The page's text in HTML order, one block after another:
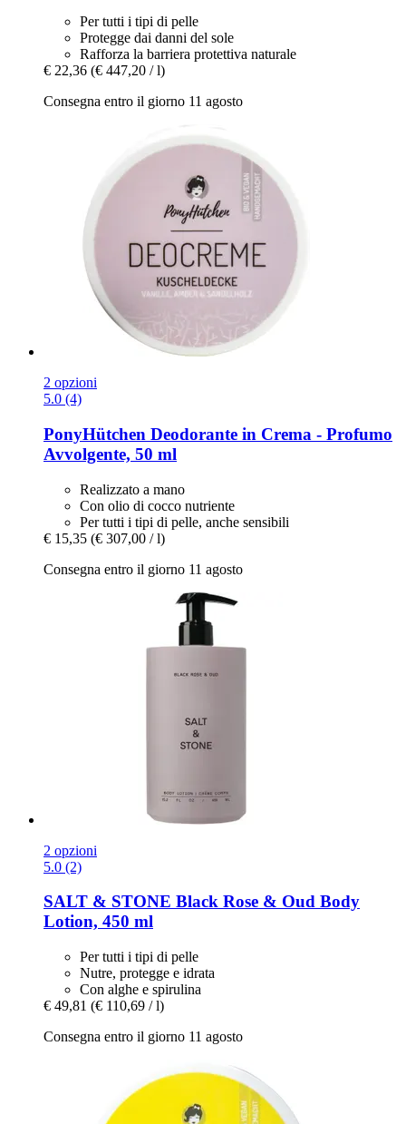
Per tutti i tipi di pelle
Protegge dai danni del sole
Rafforza la barriera protettiva naturale
€ 22,36 (€ 447,20 / l)
Consegna entro il giorno 11 agosto
2 opzioni
5.0 (4)
PonyHütchen Deodorante in Crema -​ Profumo
Avvolgente, 50 ml
Realizzato a mano
Con olio di cocco nutriente
Per tutti i tipi di pelle, anche sensibili
€ 15,35 (€ 307,00 / l)
Consegna entro il giorno 11 agosto
2 opzioni
5.0 (2)
SALT & STONE Black Rose & Oud Body
Lotion, 450 ml
Per tutti i tipi di pelle
Nutre, protegge e idrata
Con alghe e spirulina
€ 49,81 (€ 110,69 / l)
Consegna entro il giorno 11 agosto